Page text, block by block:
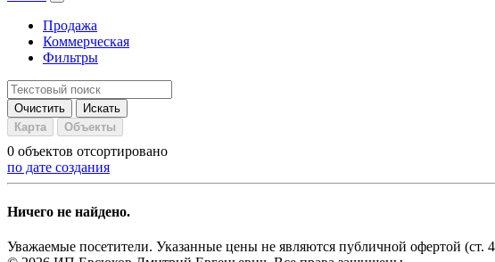
Продажа
Коммерческая
Фильтры
Карта Объекты
0 объектов отсортировано
по дате создания
Ничего не найдено.
Уважаемые посетители. Указанные цены не являются публичной офертой (ст.